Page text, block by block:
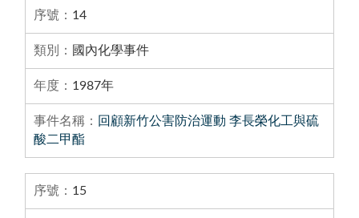
14
國內化學事件
1987年
回顧新竹公害防治運動 李長榮化工與硫
酸二甲酯
15